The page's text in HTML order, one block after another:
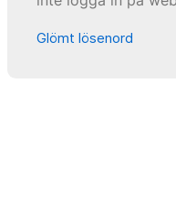
Glömt lösenord